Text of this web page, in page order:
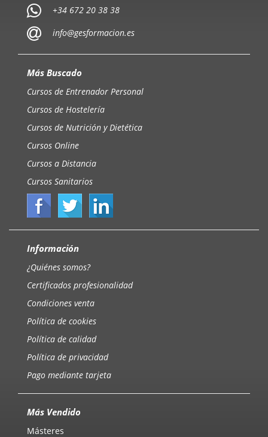
+34 672 20 38 38
info@gesformacion.es
Más Buscado
Cursos de Entrenador Personal
Cursos de Hostelería
Cursos de Nutrición y Dietética
Cursos Online
Cursos a Distancia
Cursos Sanitarios
Información
¿Quiénes somos?
Certificados profesionalidad
Condiciones venta
Política de cookies
Política de calidad
Política de privacidad
Pago mediante tarjeta
Más Vendido
Másteres